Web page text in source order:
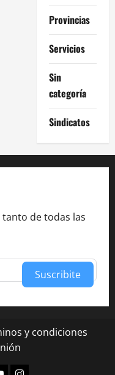
Provincias
Servicios
Sin
categoría
Sindicatos
de todas las
Suscribite
y condiciones
Instagram